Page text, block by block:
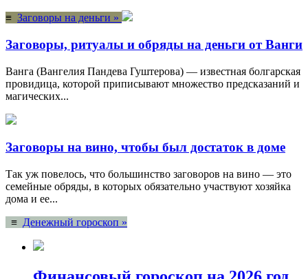
≡ Заговоры на деньги »
Заговоры, ритуалы и обряды на деньги от Ванги
Ванга (Вангелия Пандева Гуштерова) — известная болгарская
провидица, которой приписывают множество предсказаний и
магических...
Заговоры на вино, чтобы был достаток в доме
Так уж повелось, что большинство заговоров на вино — это
семейные обряды, в которых обязательно участвуют хозяйка
дома и ее...
≡ Денежный гороскоп »